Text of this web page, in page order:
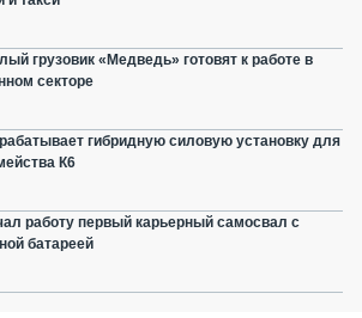
грузовик «Медведь» готовят к работе в
секторе
гибридную силовую установку для
К6
работу первый карьерный самосвал с
батареей